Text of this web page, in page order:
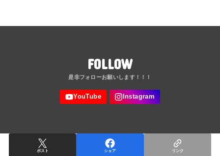
FOLLOW
ポスト シェア リンク